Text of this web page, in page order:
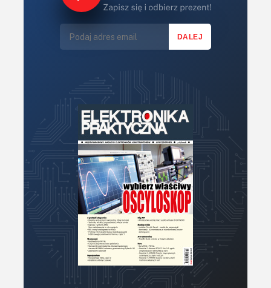
Narzędzia
Optoelektronika
Półprzewodniki
Pomiary i testy
Projektowanie
Raspberry Pi
Komunikacja, RF
SBC-SIP-SoC-CoM